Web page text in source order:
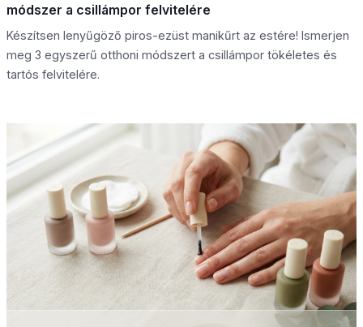
módszer a csillámpor felvitelére
Készítsen lenyűgöző piros-ezüst manikűrt az estére! Ismerjen
meg 3 egyszerű otthoni módszert a csillámpor tökéletes és
tartós felvitelére.